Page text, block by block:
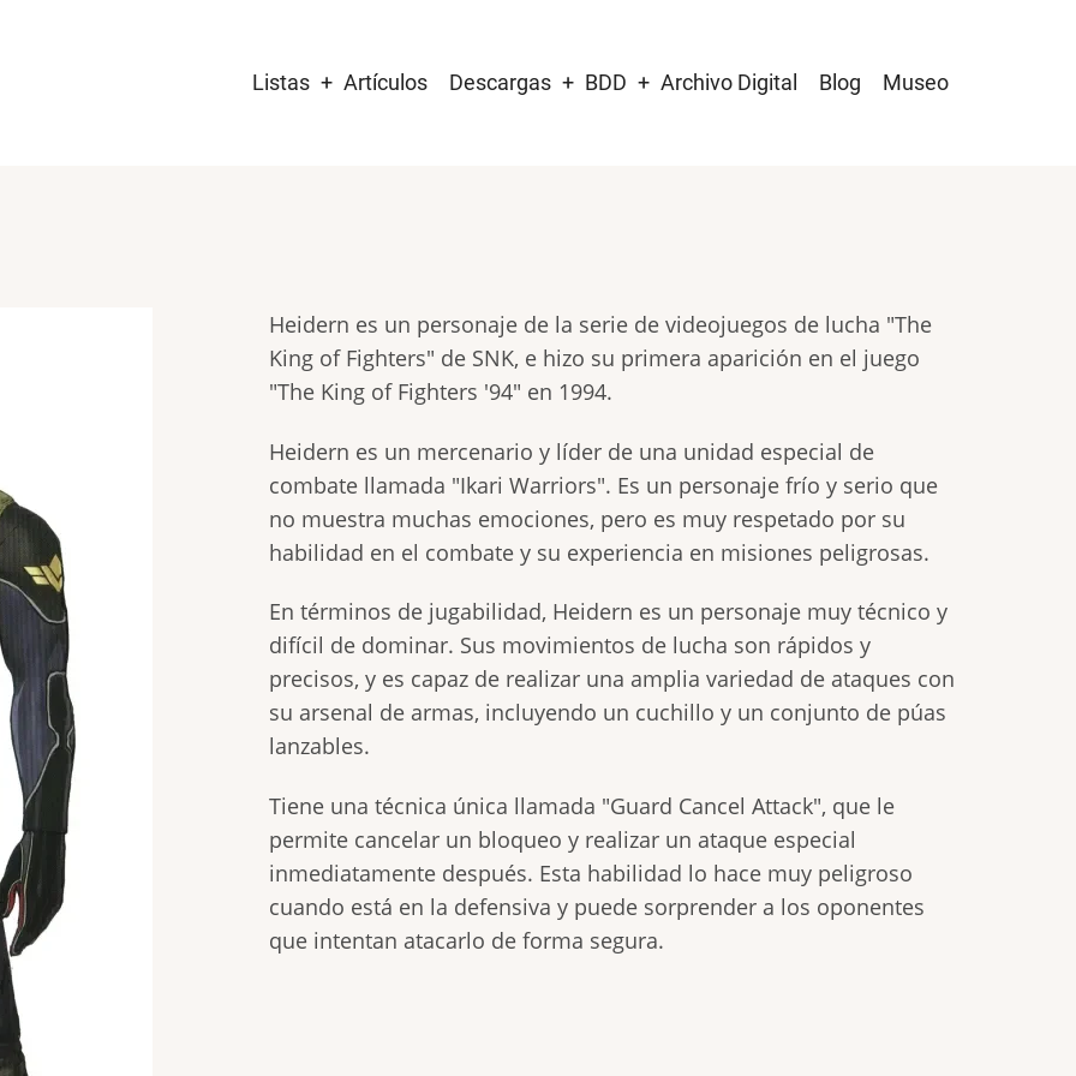
navigation
Listas Artículos Descargas BDD Archivo Digital Blog Museo
Heidern es un personaje de la serie de videojuegos de lucha "The
King of Fighters" de SNK, e hizo su primera aparición en el juego
"The King of Fighters '94" en 1994.
Heidern es un mercenario y líder de una unidad especial de
combate llamada "Ikari Warriors". Es un personaje frío y serio que
no muestra muchas emociones, pero es muy respetado por su
habilidad en el combate y su experiencia en misiones peligrosas.
En términos de jugabilidad, Heidern es un personaje muy técnico y
difícil de dominar. Sus movimientos de lucha son rápidos y
precisos, y es capaz de realizar una amplia variedad de ataques con
su arsenal de armas, incluyendo un cuchillo y un conjunto de púas
lanzables.
Tiene una técnica única llamada "Guard Cancel Attack", que le
permite cancelar un bloqueo y realizar un ataque especial
inmediatamente después. Esta habilidad lo hace muy peligroso
cuando está en la defensiva y puede sorprender a los oponentes
que intentan atacarlo de forma segura.